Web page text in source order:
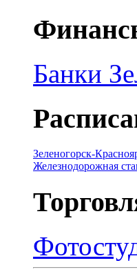
Банки
Зеленогорск-
Железнодорожная